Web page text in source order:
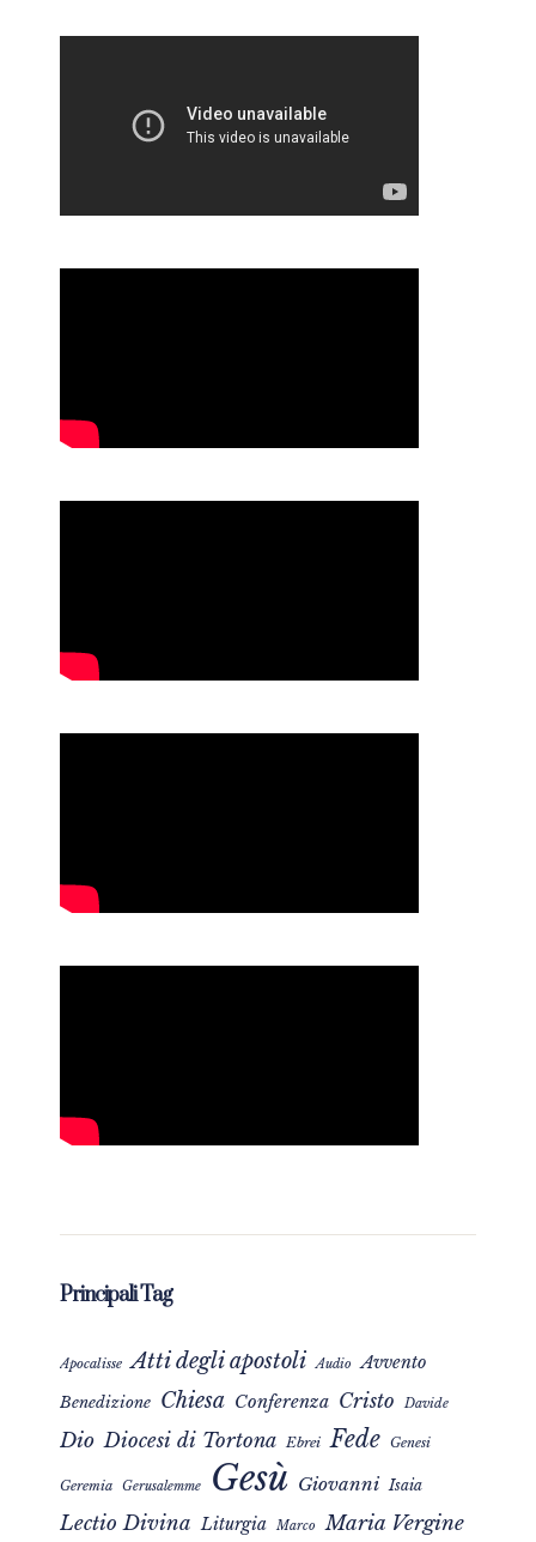
Principali Tag
Apocalisse Atti degli apostoli Audio Avvento
Benedizione Chiesa Conferenza Cristo Davide
Dio Diocesi di Tortona Ebrei Fede Genesi
Geremia Gerusalemme Gesù Giovanni Isaia
Lectio Divina Liturgia Marco Maria Vergine